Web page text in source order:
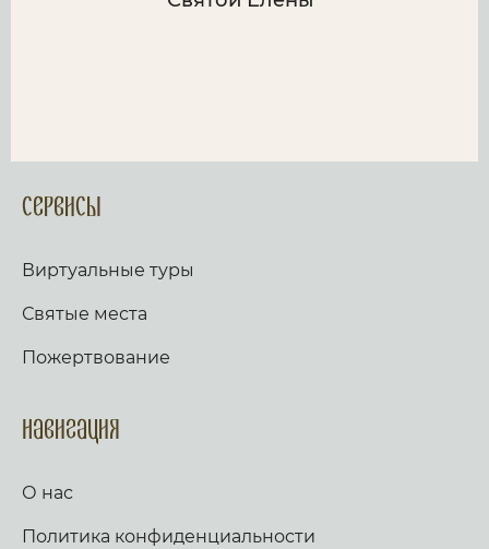
Сервисы
Виртуальные туры
Святые места
Пожертвование
Навигация
О нас
Политика конфиденциальности